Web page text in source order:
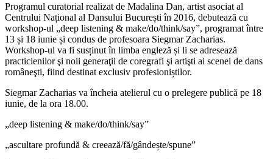
Programul curatorial realizat de Madalina Dan, artist asociat al
Centrului Național al Dansului București în 2016, debutează cu
workshop-ul „deep listening & make/do/think/say”, programat între
13 și 18 iunie și condus de profesoara Siegmar Zacharias.
Workshop-ul va fi susținut în limba engleză și li se adresează
practicienilor şi noii generaţii de coregrafi şi artişti ai scenei de dans
româneşti, fiind destinat exclusiv profesioniștilor.
Siegmar Zacharias va încheia atelierul cu o prelegere publică pe 18
iunie, de la ora 18.00.
„deep listening & make/do/think/say”
„ascultare profundă & creează/fă/gândește/spune”